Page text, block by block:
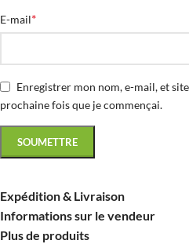
E-mail*
Enregistrer mon nom, e-mail, et
prochaine fois que je commençai.
Expédition & Livraison
Informations sur le vendeur
Plus de produits